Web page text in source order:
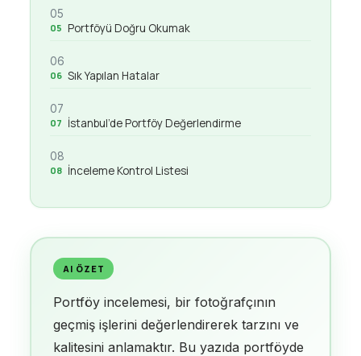
05
Portföyü Doğru Okumak
06
Sık Yapılan Hatalar
07
İstanbul’de Portföy Değerlendirme
08
İnceleme Kontrol Listesi
AI ÖZET
Portföy incelemesi, bir fotoğrafçının
geçmiş işlerini değerlendirerek tarzını ve
kalitesini anlamaktır. Bu yazıda portföyde